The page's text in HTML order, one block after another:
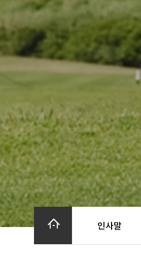
인사말